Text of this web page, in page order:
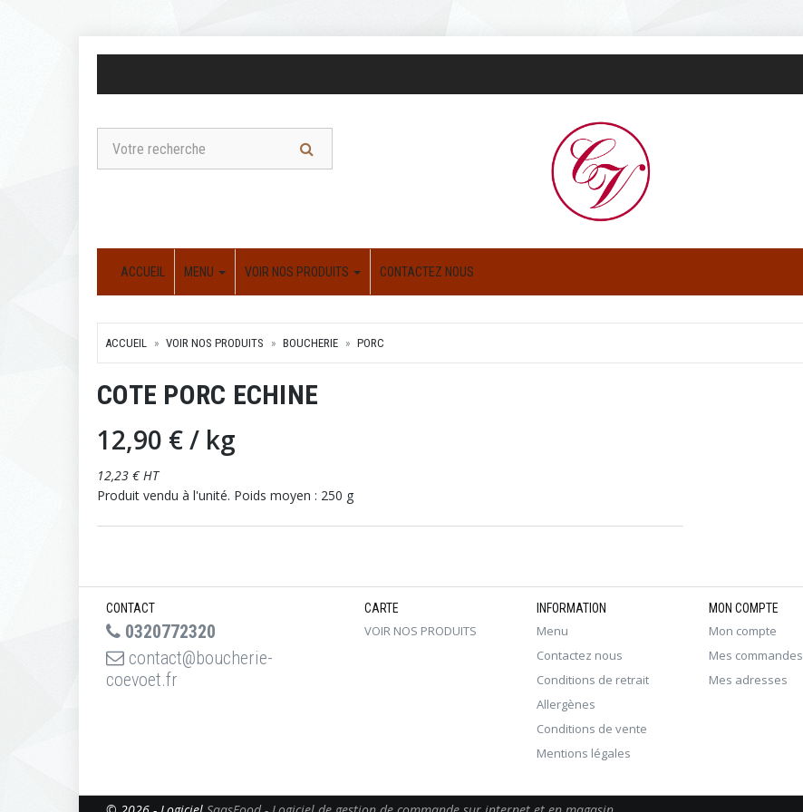
ACCUEIL MENU VOIR NOS PRODUITS CONTACTEZ NOUS
ACCUEIL VOIR NOS PRODUITS BOUCHERIE PORC
COTE PORC ECHINE
12,90 €/ kg
12,23 € HT
Produit vendu à l'unité. Poids moyen : 250 g
CONTACT
0320772320
contact@boucherie-
coevoet.fr
CARTE
VOIR NOS PRODUITS
INFORMATION
Menu
Contactez nous
Conditions de retrait
Allergènes
Conditions de vente
Mentions légales
MON COMPTE
Mon compte
Mes commandes
Mes adresses